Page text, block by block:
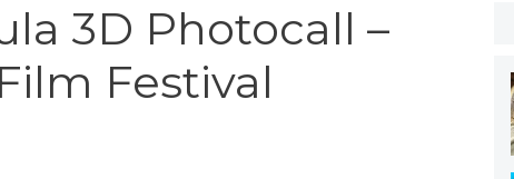
3D Photocall –
Festival